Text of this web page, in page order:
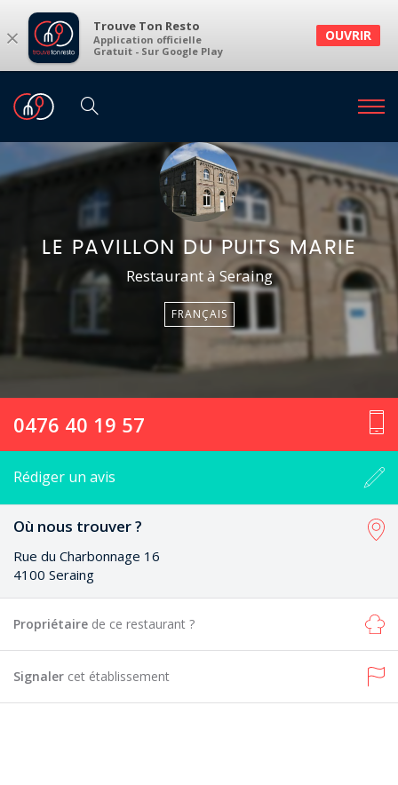
× Trouve Ton Resto
Application officielle
Gratuit - Sur Google Play
OUVRIR
LE PAVILLON DU PUITS MARIE
Restaurant à Seraing
FRANÇAIS
0476 40 19 57
Rédiger un avis
Où nous trouver ?
Rue du Charbonnage 16
4100 Seraing
Propriétaire de ce restaurant ?
Signaler cet établissement